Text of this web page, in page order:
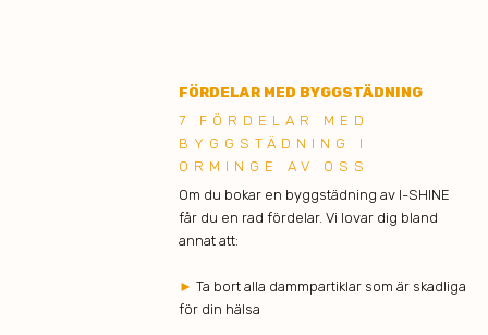
FÖRDELAR MED BYGGSTÄDNING
7 FÖRDELAR MED
BYGGSTÄDNING I
ORMINGE AV OSS
Om du bokar en byggstädning av I-SHINE
får du en rad fördelar. Vi lovar dig bland
annat att:
►Ta bort alla dammpartiklar som är skadliga
för din hälsa